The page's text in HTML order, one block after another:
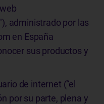
administrado por las
en España
sus productos y
de internet (“el
por su parte, plena y